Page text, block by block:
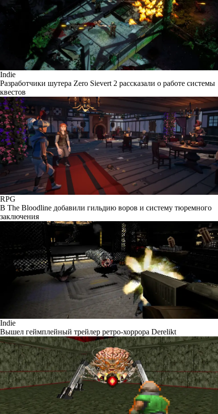
Indie
Разработчики шутера Zero Sievert 2 рассказали о работе системы
квестов
RPG
В The Bloodline добавили гильдию воров и систему тюремного
заключения
Indie
Вышел геймплейный трейлер ретро-хоррора Derelikt